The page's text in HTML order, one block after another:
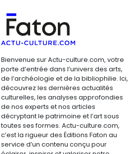
Bienvenue sur Actu-culture.com, votre
porte d’entrée dans l’univers des arts,
de l’archéologie et de la bibliophilie. Ici,
découvrez les dernières actualités
culturelles, les analyses approfondies
de nos experts et nos articles
décryptant le patrimoine et l’art sous
toutes ses formes. Actu-culture.com,
c’est la rigueur des Éditions Faton au
service d’un contenu conçu pour